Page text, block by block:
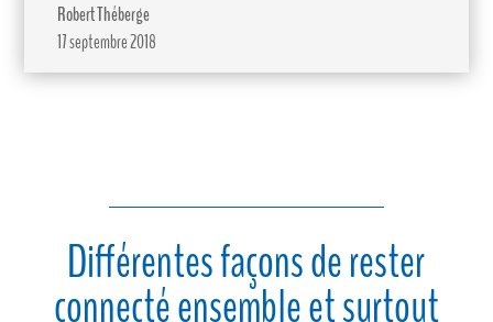
Robert Théberge
17 septembre 2018
Différentes façons de rester
connecté ensemble et surtout